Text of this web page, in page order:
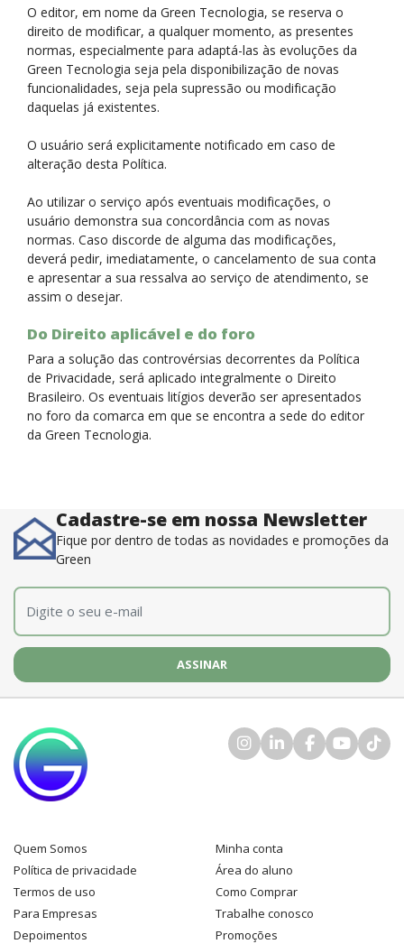
O editor, em nome da Green Tecnologia, se reserva o
direito de modificar, a qualquer momento, as presentes
normas, especialmente para adaptá-las às evoluções da
Green Tecnologia seja pela disponibilização de novas
funcionalidades, seja pela supressão ou modificação
daquelas já existentes.
O usuário será explicitamente notificado em caso de
alteração desta Política.
Ao utilizar o serviço após eventuais modificações, o
usuário demonstra sua concordância com as novas
normas. Caso discorde de alguma das modificações,
deverá pedir, imediatamente, o cancelamento de sua conta
e apresentar a sua ressalva ao serviço de atendimento, se
assim o desejar.
Do Direito aplicável e do foro
Para a solução das controvérsias decorrentes da Política
de Privacidade, será aplicado integralmente o Direito
Brasileiro. Os eventuais litígios deverão ser apresentados
no foro da comarca em que se encontra a sede do editor
da Green Tecnologia.
Cadastre-se em nossa Newsletter
Fique por dentro de todas as novidades e promoções da
Green
E-mail
Quem Somos
Política de privacidade
Termos de uso
Para Empresas
Depoimentos
Minha conta
Área do aluno
Como Comprar
Trabalhe conosco
Promoções